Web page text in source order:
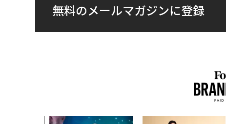
無料のメールマガジンに登録